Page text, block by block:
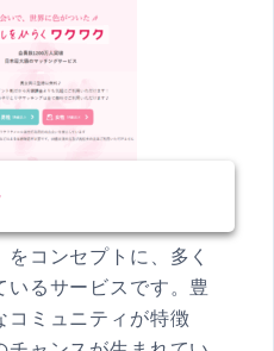
をコンセプトに、多く
るサービスです。豊
コミュニティが特徴